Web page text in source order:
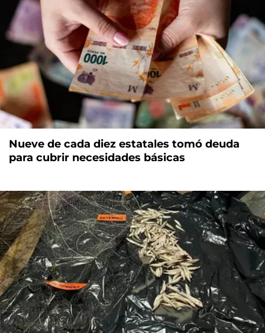
Nueve de cada diez estatales tomó deuda
para cubrir necesidades básicas